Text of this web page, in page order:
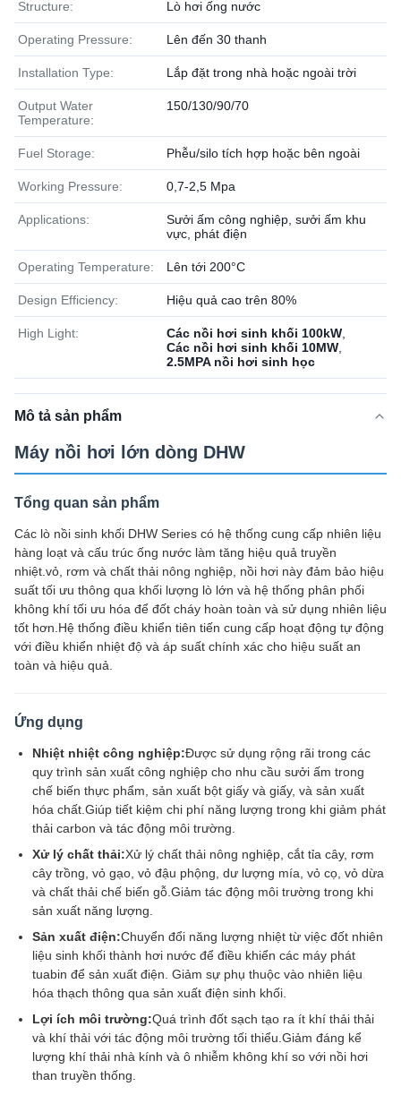
Structure: Lò hơi ống nước
Operating Pressure: Lên đến 30 thanh
Installation Type: Lắp đặt trong nhà hoặc ngoài trời
Output Water
Temperature:
150/130/90/70
Fuel Storage: Phễu/silo tích hợp hoặc bên ngoài
Working Pressure: 0,7-2,5 Mpa
Applications:
Sưởi ấm công nghiệp, sưởi ấm khu
vực, phát điện
Operating Temperature: Lên tới 200°C
Design Efficiency: Hiệu quả cao trên 80%
High Light: Các nồi hơi sinh khối 100kW
Các nồi hơi sinh khối 10MW
2.5MPA nồi hơi sinh học
Mô tả sản phẩm
Máy nồi hơi lớn dòng DHW
Tổng quan sản phẩm
Các lò nồi sinh khối DHW Series có hệ thống cung cấp nhiên liệu
hàng loạt và cấu trúc ống nước làm tăng hiệu quả truyền
nhiệt.vỏ, rơm và chất thải nông nghiệp, nồi hơi này đảm bảo hiệu
suất tối ưu thông qua khối lượng lò lớn và hệ thống phân phối
không khí tối ưu hóa để đốt cháy hoàn toàn và sử dụng nhiên liệu
tốt hơn.Hệ thống điều khiển tiên tiến cung cấp hoạt động tự động
với điều khiển nhiệt độ và áp suất chính xác cho hiệu suất an
toàn và hiệu quả.
Ứng dụng
Nhiệt nhiệt công nghiệp:Được sử dụng rộng rãi trong các
quy trình sản xuất công nghiệp cho nhu cầu sưởi ấm trong
chế biến thực phẩm, sản xuất bột giấy và giấy, và sản xuất
hóa chất.Giúp tiết kiệm chi phí năng lượng trong khi giảm phát
thải carbon và tác động môi trường.
Xử lý chất thải:Xử lý chất thải nông nghiệp, cắt tỉa cây, rơm
cây trồng, vỏ gạo, vỏ đậu phộng, dư lượng mía, vỏ cọ, vỏ dừa
và chất thải chế biến gỗ.Giảm tác động môi trường trong khi
sản xuất năng lượng.
Sản xuất điện:Chuyển đổi năng lượng nhiệt từ việc đốt nhiên
liệu sinh khối thành hơi nước để điều khiển các máy phát
tuabin để sản xuất điện. Giảm sự phụ thuộc vào nhiên liệu
hóa thạch thông qua sản xuất điện sinh khối.
Lợi ích môi trường:Quá trình đốt sạch tạo ra ít khí thải thải
và khí thải với tác động môi trường tối thiểu.Giảm đáng kể
lượng khí thải nhà kính và ô nhiễm không khí so với nồi hơi
than truyền thống.